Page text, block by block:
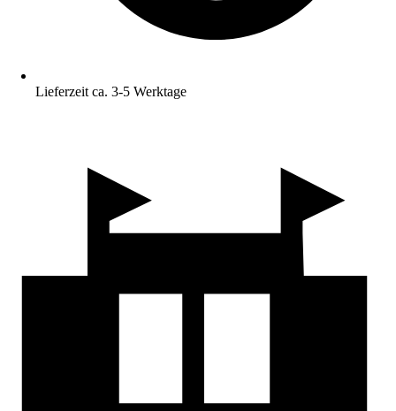
Lieferzeit ca. 3-5 Werktage